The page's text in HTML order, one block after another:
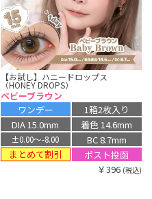
【お試し】ハニードロップス
（HONEY DROPS）
ベビーブラウン
ワンデー
1箱2枚入り
DIA 15.0mm
着色 14.6mm
±0.00〜-8.00
BC 8.7mm
まとめて割引
ポスト投函
￥396 (税込)